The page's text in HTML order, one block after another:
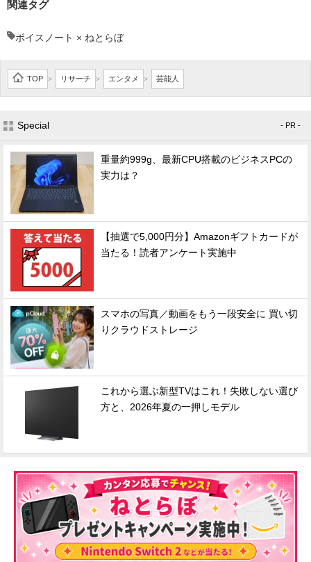
関連タグ
ボイスノート × ねとらぼ
TOP > リサーチ > エンタメ > 芸能人
Special - PR -
重量約999g、最新CPU搭載のビジネスPCの
実力は？
【抽選で5,000円分】Amazonギフトカードが
当たる！読者アンケート実施中
スマホの写真／動画をもう一段安全に 買い切
りクラウドストレージ
これから選ぶ新型TVはこれ！失敗しない選び
方と、2026年夏の一押しモデル